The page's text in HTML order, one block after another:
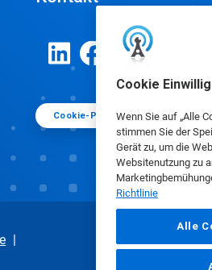
Cookie
Wenn Sie auf „Alle
stimmen Sie der
Gerät zu, um die
Websitenutzung zu
Richtlinie
Alle
Cookie-Präferenzen
|